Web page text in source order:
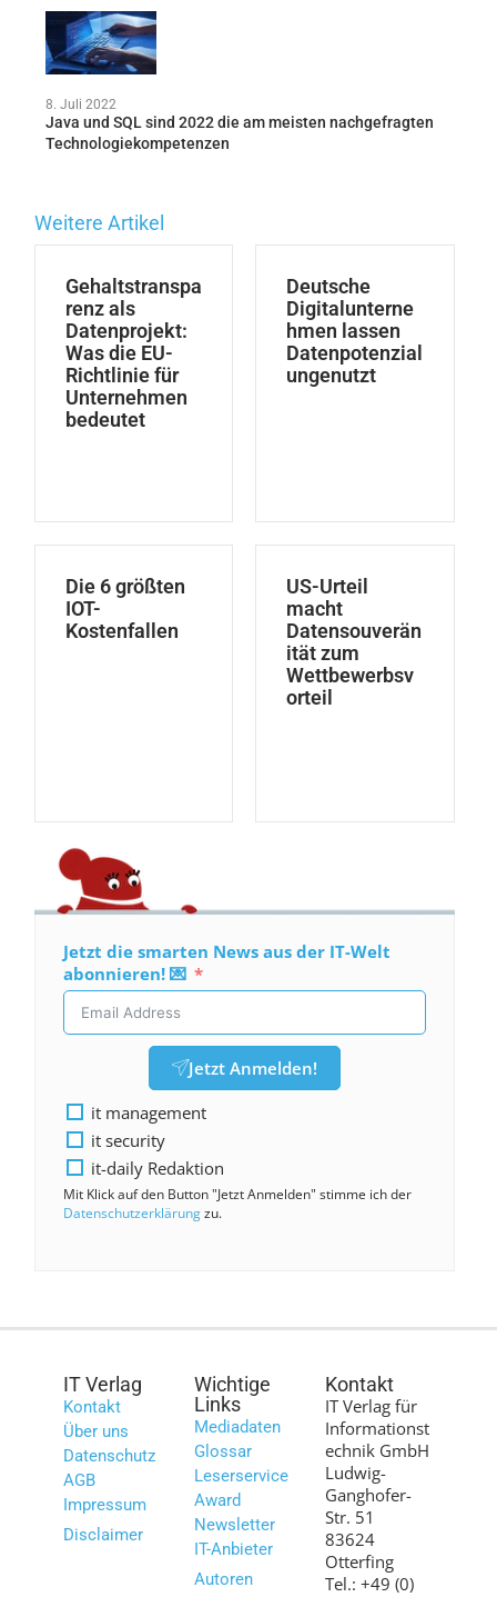
8. Juli 2022
Java und SQL sind 2022 die am meisten nachgefragten
Technologiekompetenzen
Weitere Artikel
Gehaltstranspa
renz als
Datenprojekt:
Was die EU-
Richtlinie für
Unternehmen
bedeutet
Deutsche
Digitalunterne
hmen lassen
Datenpotenzial
ungenutzt
Die 6 größten
IOT-
Kostenfallen
US-Urteil
macht
Datensouverän
ität zum
Wettbewerbsv
orteil
Jetzt die smarten News aus der IT-Welt
abonnieren! 💌
Jetzt Anmelden!
it management
it security
it-daily Redaktion
Mit Klick auf den Button "Jetzt Anmelden" stimme ich der
Datenschutzerklärungzu.
IT Verlag
Kontakt
Über uns
Datenschutz
AGB
Impressum
Disclaimer
Wichtige
Links
Mediadaten
Glossar
Leserservice
Award
Newsletter
IT-Anbieter
Autoren
Kontakt
IT Verlag für
Informationst
echnik GmbH
Ludwig-
Ganghofer-
Str. 51
83624
Otterfing
Tel.: +49 (0)